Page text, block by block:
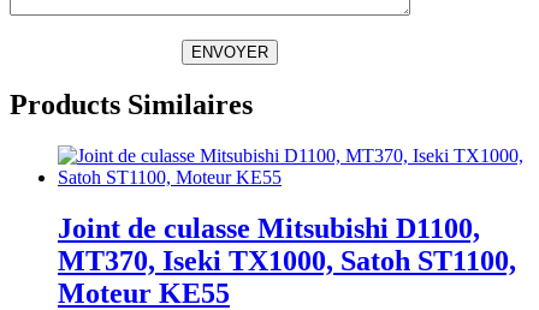
ENVOYER
Products Similaires
Joint de culasse Mitsubishi D1100,
MT370, Iseki TX1000, Satoh ST1100,
Moteur KE55